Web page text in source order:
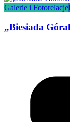
Galerie i Fotorelacje
„Biesiada